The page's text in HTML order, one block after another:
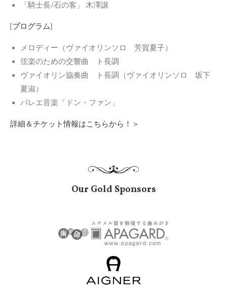
「騎士長/石の客」 木澤譲
[プログラム]
メロディー（ヴァイオリンソロ 芳賀夏子）
弦楽のための交響曲 ト長調
ヴァイオリン協奏曲 ト長調（ヴァイオリンソロ 坂下
夏淑）
バレエ音楽「ドン・ファン」
詳細＆チケット情報はこちらから！＞
Our Gold Sponsors